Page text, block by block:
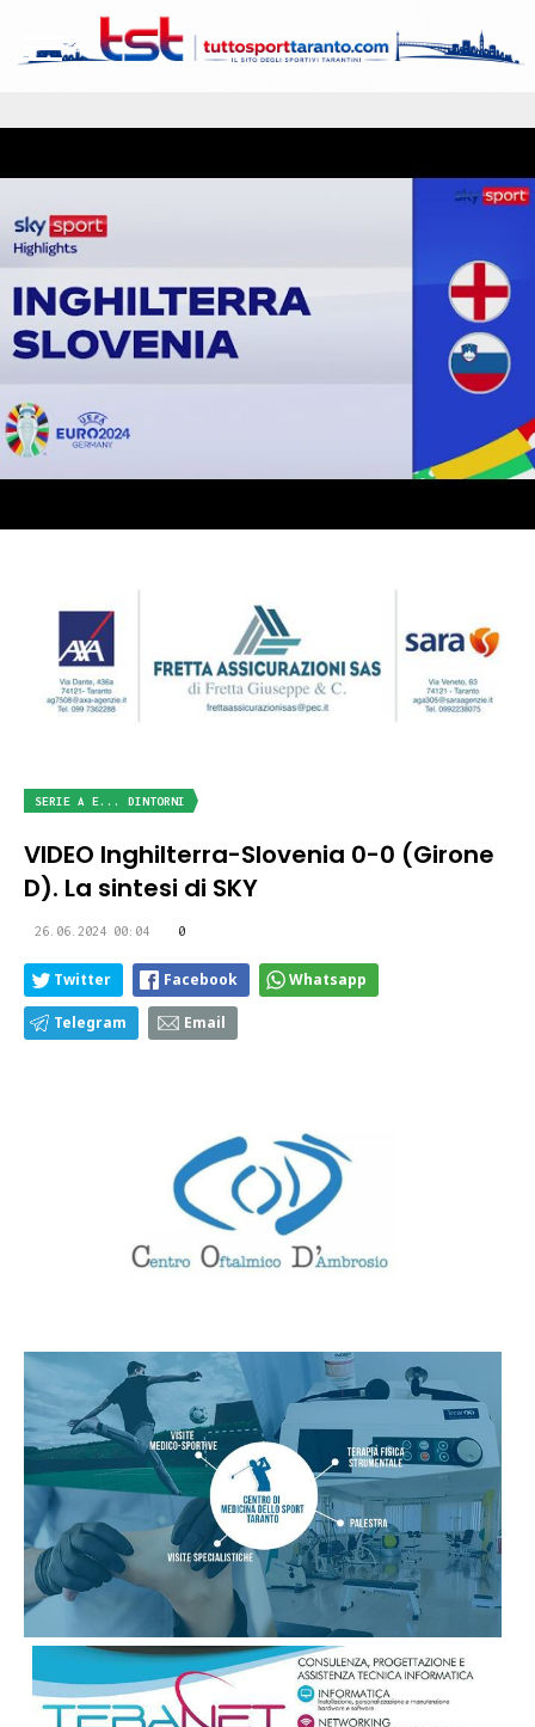
SERIE A E... DINTORNI
VIDEO Inghilterra-Slovenia 0-0 (Girone
D). La sintesi di SKY
26.06.2024 00:04 0
Twitter Facebook Whatsapp
Telegram Email